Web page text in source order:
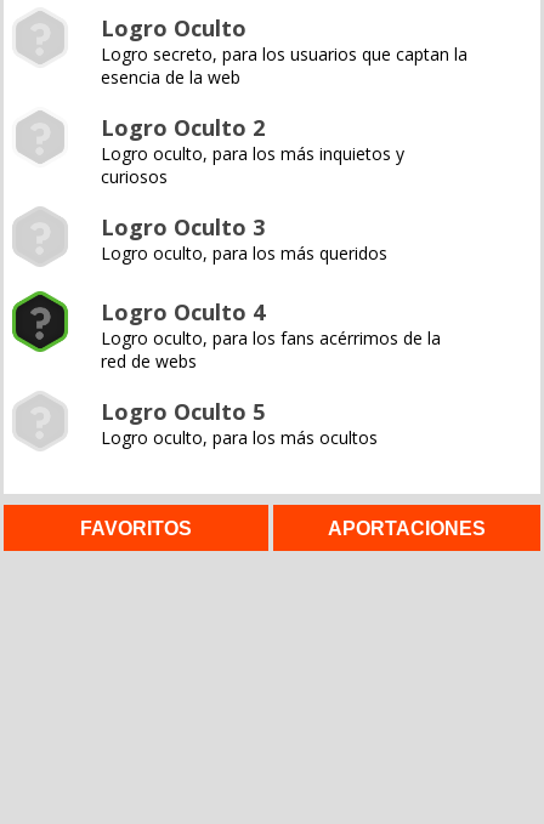
Logro Oculto
Logro secreto, para los usuarios que captan la
esencia de la web
Logro Oculto 2
Logro oculto, para los más inquietos y
curiosos
Logro Oculto 3
Logro oculto, para los más queridos
Logro Oculto 4
Logro oculto, para los fans acérrimos de la
red de webs
Logro Oculto 5
Logro oculto, para los más ocultos
FAVORITOS APORTACIONES